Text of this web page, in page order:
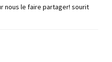
nous le faire partager! sourit